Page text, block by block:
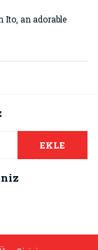
Ito, an adorable
EKLE